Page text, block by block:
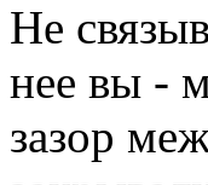
Не
нее вы -
зазор